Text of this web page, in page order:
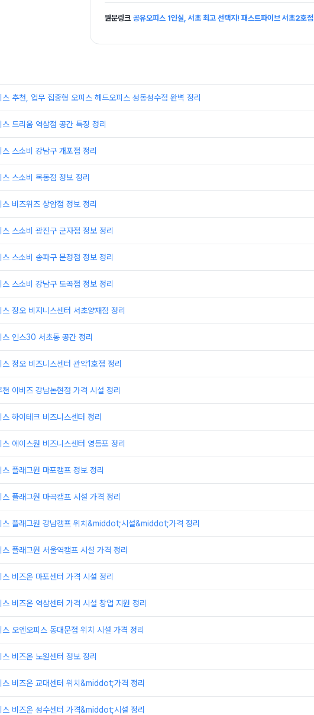
원문링크 공유오피스 1인실, 서초 최고 선택지! 패스트파이브 서초2호점
추천, 업무 집중형 오피스 헤드오피스 성동성수점 완벽 정리
드리움 역삼점 공간 특징 정리
스소비 강남구 개포점 정리
스소비 목동점 정보 정리
비즈위즈 상암점 정보 정리
스소비 광진구 군자점 정보 정리
스소비 송파구 문정점 정보 정리
스소비 강남구 도곡점 정보 정리
정오 비지니스센터 서초양재점 정리
스 인스30 서초동 공간 정리
정오 비즈니스센터 관악1호점 정리
이비즈 강남논현점 가격 시설 정리
하이테크 비즈니스센터 정리
에이스원 비즈니스센터 영등포 정리
플래그원 마포캠프 정보 정리
플래그원 마곡캠프 시설 가격 정리
스 플래그원 강남캠프 위치&middot;시설&middot;가격 정리
플래그원 서울역캠프 시설 가격 정리
비즈온 마포센터 가격 시설 정리
비즈온 역삼센터 가격 시설 창업 지원 정리
오엔오피스 동대문점 위치 시설 가격 정리
비즈온 노원센터 정보 정리
스 비즈온 교대센터 위치&middot;가격 정리
스 비즈온 성수센터 가격&middot;시설 정리